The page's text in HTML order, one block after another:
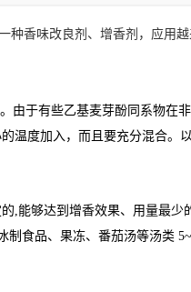
种香味改良剂、增香剂，应用
由于有些乙基麦芽酚同系物
度加入，而且要充分混合。
,能够达到增香效果、用量最
制食品、果冻、番茄汤等汤